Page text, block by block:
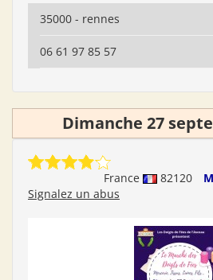
35000 - rennes
06 61 97 85 57
Dimanche 27
France 82120
Signalez un abus